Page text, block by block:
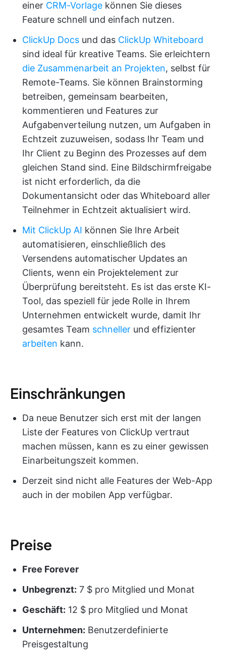
einer CRM-Vorlage können Sie dieses
Feature schnell und einfach nutzen.
ClickUp Docs und das ClickUp Whiteboard
sind ideal für kreative Teams. Sie erleichtern
die Zusammenarbeit an Projekten, selbst für
Remote-Teams. Sie können Brainstorming
betreiben, gemeinsam bearbeiten,
kommentieren und Features zur
Aufgabenverteilung nutzen, um Aufgaben in
Echtzeit zuzuweisen, sodass Ihr Team und
Ihr Client zu Beginn des Prozesses auf dem
gleichen Stand sind. Eine Bildschirmfreigabe
ist nicht erforderlich, da die
Dokumentansicht oder das Whiteboard aller
Teilnehmer in Echtzeit aktualisiert wird.
Mit ClickUp AI können Sie Ihre Arbeit
automatisieren, einschließlich des
Versendens automatischer Updates an
Clients, wenn ein Projektelement zur
Überprüfung bereitsteht. Es ist das erste KI-
Tool, das speziell für jede Rolle in Ihrem
Unternehmen entwickelt wurde, damit Ihr
gesamtes Team schneller und effizienter
arbeiten kann.
Einschränkungen
Da neue Benutzer sich erst mit der langen
Liste der Features von ClickUp vertraut
machen müssen, kann es zu einer gewissen
Einarbeitungszeit kommen.
Derzeit sind nicht alle Features der Web-App
auch in der mobilen App verfügbar.
Preise
Free Forever
Unbegrenzt: 7 $ pro Mitglied und Monat
Geschäft: 12 $ pro Mitglied und Monat
Unternehmen: Benutzerdefinierte
Preisgestaltung